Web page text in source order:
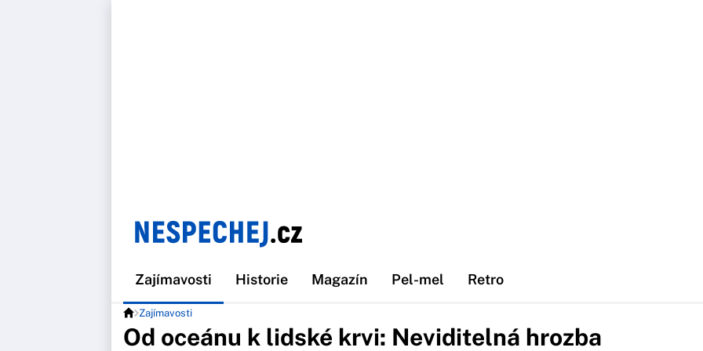
Zajímavosti Historie Magazín Pel-mel Retro
Zajímavosti
Od oceánu k lidské krvi: Neviditelná hrozba